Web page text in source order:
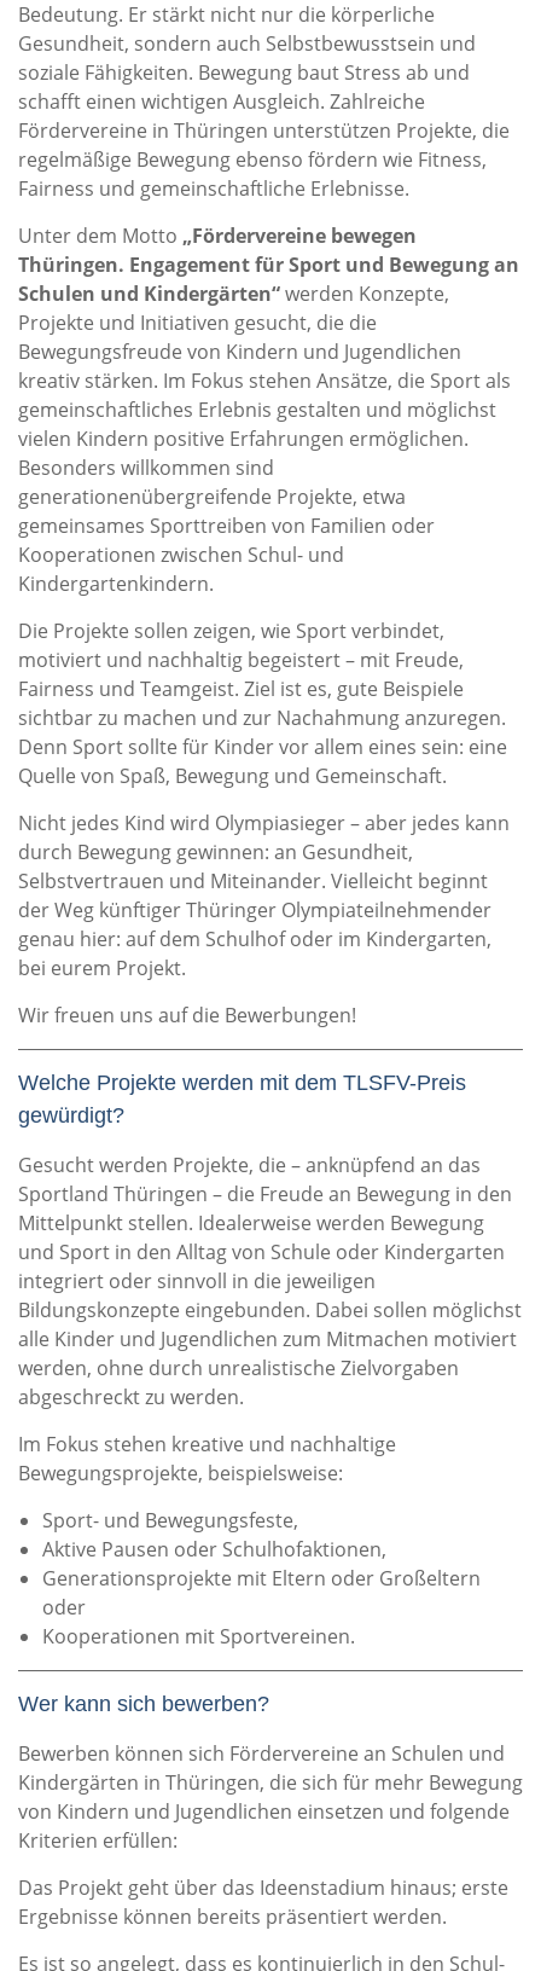
Bedeutung. Er stärkt nicht nur die körperliche
Gesundheit, sondern auch Selbstbewusstsein und
soziale Fähigkeiten. Bewegung baut Stress ab und
schafft einen wichtigen Ausgleich. Zahlreiche
Fördervereine in Thüringen unterstützen Projekte, die
regelmäßige Bewegung ebenso fördern wie Fitness,
Fairness und gemeinschaftliche Erlebnisse.
Unter dem Motto „Fördervereine bewegen
Thüringen. Engagement für Sport und Bewegung an
Schulen und Kindergärten“werden Konzepte,
Projekte und Initiativen gesucht, die die
Bewegungsfreude von Kindern und Jugendlichen
kreativ stärken. Im Fokus stehen Ansätze, die Sport als
gemeinschaftliches Erlebnis gestalten und möglichst
vielen Kindern positive Erfahrungen ermöglichen.
Besonders willkommen sind
generationenübergreifende Projekte, etwa
gemeinsames Sporttreiben von Familien oder
Kooperationen zwischen Schul- und
Kindergartenkindern.
Die Projekte sollen zeigen, wie Sport verbindet,
motiviert und nachhaltig begeistert – mit Freude,
Fairness und Teamgeist. Ziel ist es, gute Beispiele
sichtbar zu machen und zur Nachahmung anzuregen.
Denn Sport sollte für Kinder vor allem eines sein: eine
Quelle von Spaß, Bewegung und Gemeinschaft.
Nicht jedes Kind wird Olympiasieger – aber jedes kann
durch Bewegung gewinnen: an Gesundheit,
Selbstvertrauen und Miteinander. Vielleicht beginnt
der Weg künftiger Thüringer Olympiateilnehmender
genau hier: auf dem Schulhof oder im Kindergarten,
bei eurem Projekt.
Wir freuen uns auf die Bewerbungen!
Welche Projekte werden mit dem TLSFV-Preis
gewürdigt?
Gesucht werden Projekte, die – anknüpfend an das
Sportland Thüringen – die Freude an Bewegung in den
Mittelpunkt stellen. Idealerweise werden Bewegung
und Sport in den Alltag von Schule oder Kindergarten
integriert oder sinnvoll in die jeweiligen
Bildungskonzepte eingebunden. Dabei sollen möglichst
alle Kinder und Jugendlichen zum Mitmachen motiviert
werden, ohne durch unrealistische Zielvorgaben
abgeschreckt zu werden.
Im Fokus stehen kreative und nachhaltige
Bewegungsprojekte, beispielsweise:
Sport- und Bewegungsfeste,
Aktive Pausen oder Schulhofaktionen,
Generationsprojekte mit Eltern oder Großeltern
oder
Kooperationen mit Sportvereinen.
Wer kann sich bewerben?
Bewerben können sich Fördervereine an Schulen und
Kindergärten in Thüringen, die sich für mehr Bewegung
von Kindern und Jugendlichen einsetzen und folgende
Kriterien erfüllen:
Das Projekt geht über das Ideenstadium hinaus; erste
Ergebnisse können bereits präsentiert werden.
Es ist so angelegt, dass es kontinuierlich in den Schul-